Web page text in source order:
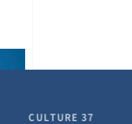
CULTURE 37